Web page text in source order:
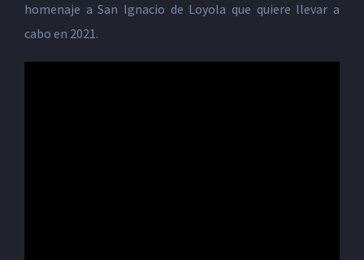
homenaje a San Ignacio de Loyola que quiere llevar a
cabo en 2021.